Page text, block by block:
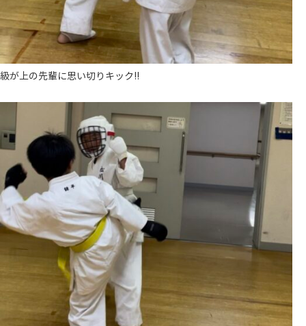
級が上の先輩に思い切りキック!!